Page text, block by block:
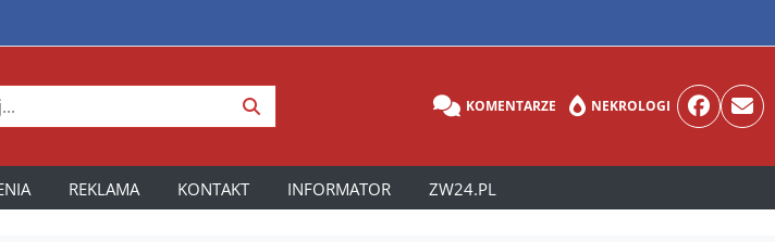
KOMENTARZE NEKROLOGI
REKLAMA KONTAKT INFORMATOR ZW24.PL